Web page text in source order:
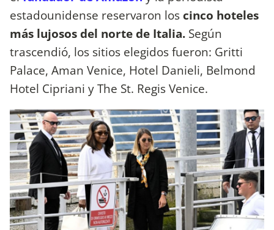
estadounidense reservaron los cinco hoteles
más lujosos del norte de Italia. Según
trascendió, los sitios elegidos fueron: Gritti
Palace, Aman Venice, Hotel Danieli, Belmond
Hotel Cipriani y The St. Regis Venice.